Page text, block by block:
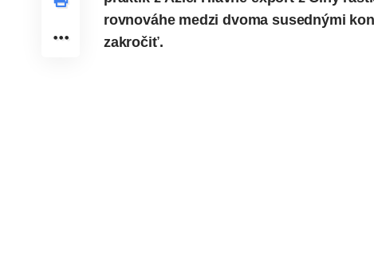
rovnováhe medzi dvoma susednými
zakročiť.